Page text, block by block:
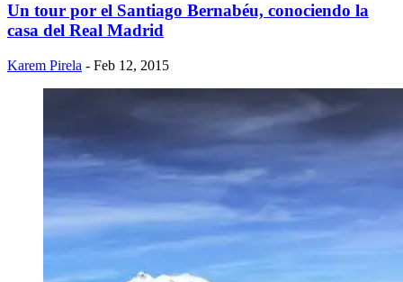
​Un tour por el Santiago Bernabéu, conociendo la
casa del Real Madrid
Karem Pirela - Feb 12, 2015